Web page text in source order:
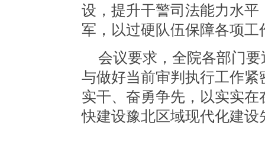
设，提升干警司法能力水
军，以过硬队伍保障各项工
会议要求，全院各部门
与做好当前审判执行工作
实干、奋勇争先，以实实
快建设豫北区域现代化建